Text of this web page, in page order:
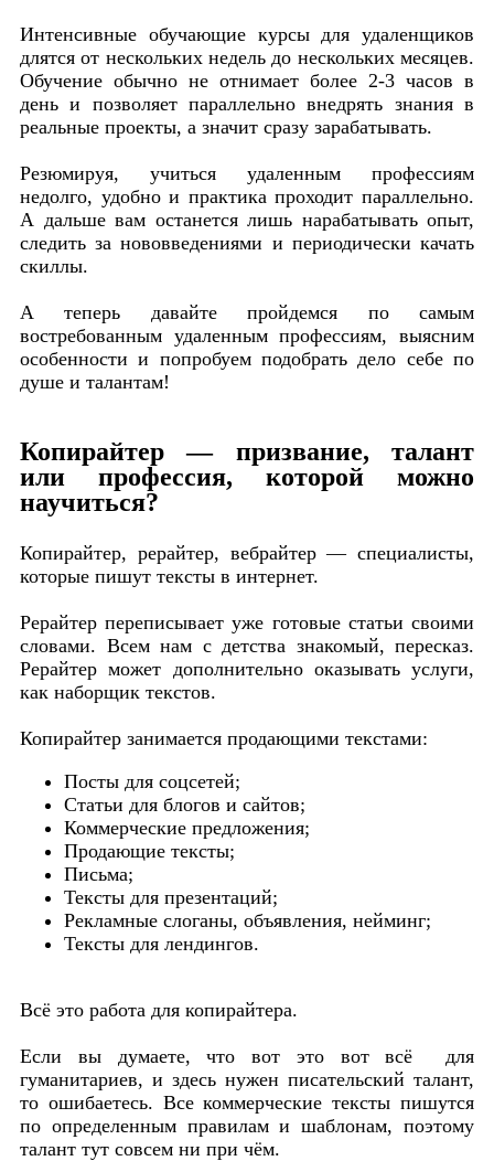
Интенсивные обучающие курсы для удаленщиков
длятся от нескольких недель до нескольких месяцев.
Обучение обычно не отнимает более 2-3 часов в
день и позволяет параллельно внедрять знания в
реальные проекты, а значит сразу зарабатывать.
Резюмируя, учиться удаленным профессиям
недолго, удобно и практика проходит параллельно.
А дальше вам останется лишь нарабатывать опыт,
следить за нововведениями и периодически качать
скиллы.
А теперь давайте пройдемся по самым
востребованным удаленным профессиям, выясним
особенности и попробуем подобрать дело себе по
душе и талантам!
Копирайтер — призвание, талант
или профессия, которой можно
научиться?
Копирайтер, рерайтер, вебрайтер — специалисты,
которые пишут тексты в интернет.
Рерайтер переписывает уже готовые статьи своими
словами. Всем нам с детства знакомый, пересказ.
Рерайтер может дополнительно оказывать услуги,
как наборщик текстов.
Копирайтер занимается продающими текстами:
Посты для соцсетей;
Статьи для блогов и сайтов;
Коммерческие предложения;
Продающие тексты;
Письма;
Тексты для презентаций;
Рекламные слоганы, объявления, нейминг;
Тексты для лендингов.
Всё это работа для копирайтера.
Если вы думаете, что вот это вот всё для
гуманитариев, и здесь нужен писательский талант,
то ошибаетесь. Все коммерческие тексты пишутся
по определенным правилам и шаблонам, поэтому
талант тут совсем ни при чём.